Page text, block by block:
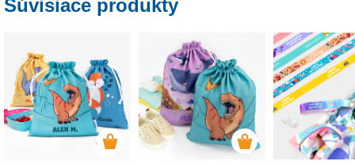
Súvisiace produkty